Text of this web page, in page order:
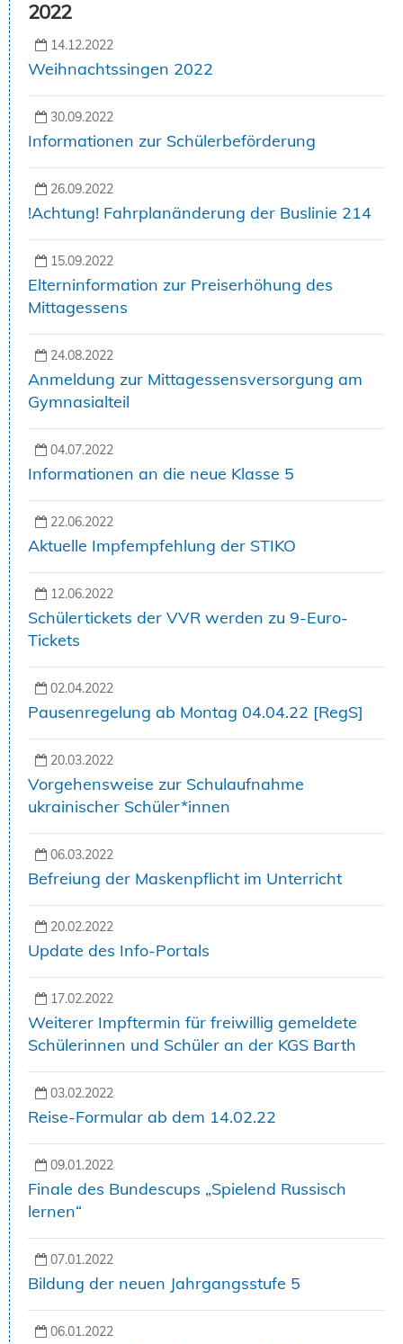
2022
14.12.2022
Weihnachtssingen 2022
30.09.2022
Informationen zur Schülerbeförderung
26.09.2022
!Achtung! Fahrplanänderung der Buslinie 214
15.09.2022
Elterninformation zur Preiserhöhung des
Mittagessens
24.08.2022
Anmeldung zur Mittagessensversorgung am
Gymnasialteil
04.07.2022
Informationen an die neue Klasse 5
22.06.2022
Aktuelle Impfempfehlung der STIKO
12.06.2022
Schülertickets der VVR werden zu 9-Euro-
Tickets
02.04.2022
Pausenregelung ab Montag 04.04.22 [RegS]
20.03.2022
Vorgehensweise zur Schulaufnahme
ukrainischer Schüler*innen
06.03.2022
Befreiung der Maskenpflicht im Unterricht
20.02.2022
Update des Info-Portals
17.02.2022
Weiterer Impftermin für freiwillig gemeldete
Schülerinnen und Schüler an der KGS Barth
03.02.2022
Reise-Formular ab dem 14.02.22
09.01.2022
Finale des Bundescups „Spielend Russisch
lernen“
07.01.2022
Bildung der neuen Jahrgangsstufe 5
06.01.2022